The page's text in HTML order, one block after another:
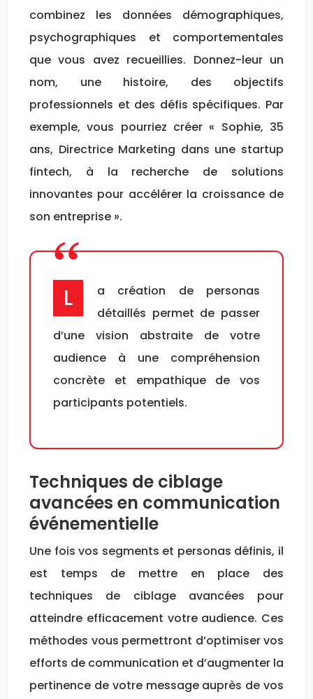
combinez les données démographiques,
psychographiques et comportementales
que vous avez recueillies. Donnez-leur un
nom, une histoire, des objectifs
professionnels et des défis spécifiques. Par
exemple, vous pourriez créer « Sophie, 35
ans, Directrice Marketing dans une startup
fintech, à la recherche de solutions
innovantes pour accélérer la croissance de
son entreprise ».
La création de personas
détaillés permet de passer
d’une vision abstraite de votre
audience à une compréhension
concrète et empathique de vos
participants potentiels.
Techniques de ciblage
avancées en communication
événementielle
Une fois vos segments et personas définis, il
est temps de mettre en place des
techniques de ciblage avancées pour
atteindre efficacement votre audience. Ces
méthodes vous permettront d’optimiser vos
efforts de communication et d’augmenter la
pertinence de votre message auprès de vos